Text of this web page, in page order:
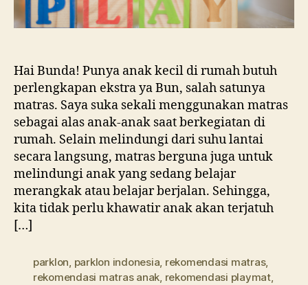
Hai Bunda! Punya anak kecil di rumah butuh
perlengkapan ekstra ya Bun, salah satunya
matras. Saya suka sekali menggunakan matras
sebagai alas anak-anak saat berkegiatan di
rumah. Selain melindungi dari suhu lantai
secara langsung, matras berguna juga untuk
melindungi anak yang sedang belajar
merangkak atau belajar berjalan. Sehingga,
kita tidak perlu khawatir anak akan terjatuh
[…]
parklon, parklon indonesia, rekomendasi matras,
rekomendasi matras anak, rekomendasi playmat,